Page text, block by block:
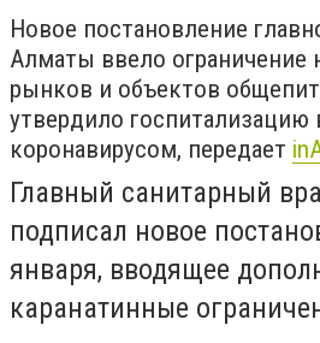
Новое постановление
Алматы ввело ограничение
рынков и объектов
утвердило госпитализацию
коронавирусом, передает
Главный санитарный
подписал новое
января, вводящее
каранатинные